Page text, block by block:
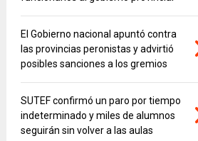
El Gobierno nacional apuntó contra
las provincias peronistas y advirtió
posibles sanciones a los gremios
SUTEF confirmó un paro por tiempo
indeterminado y miles de alumnos
seguirán sin volver a las aulas